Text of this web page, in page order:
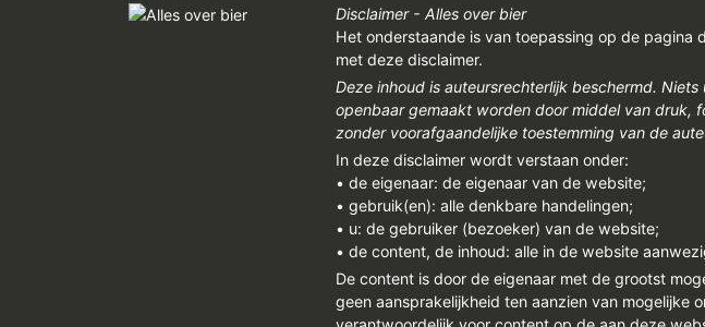
Disclaimer - Alles over bier
Het onderstaande is van toepassing op de pagina
met deze disclaimer.
Deze inhoud is auteursrechterlijk beschermd.
openbaar gemaakt worden door middel van druk,
zonder voorafgaandelijke toestemming van de
In deze disclaimer wordt verstaan onder:
• de eigenaar: de eigenaar van de website;
• gebruik(en): alle denkbare handelingen;
• u: de gebruiker (bezoeker) van de website;
• de content, de inhoud: alle in de website
De content is door de eigenaar met de grootst
geen aansprakelijkheid ten aanzien van mogelijke